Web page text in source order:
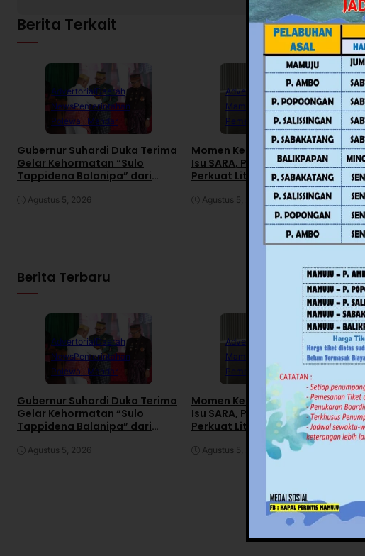
Berita Terkait
AdvertorialDaerah
NewsPemerintahan
Polewali Mandar
Gubernur Suhardi Duka Terima
Gelar Kehormatan “Sulo
Tappidena Balanipa” dari
Agustus 5, 2026
AdvertorialDaerah
Mamuju
News
Pemerintahan
Momen Kemerdekaan Rawan
Isu SARA, Pemprov Sulbar
Perkuat Literasi Digital Warga
Agustus 5, 2026
Berita Terbaru
AdvertorialDaerah
NewsPemerintahan
Polewali Mandar
Gubernur Suhardi Duka Terima
Gelar Kehormatan “Sulo
Tappidena Balanipa” dari
Agustus 5, 2026
Advertorial
Mamuju
Pemerintahan
Momen Kemerdekaan Rawan
Isu SARA, Pemprov Sulbar
Perkuat Literasi Digital Warga
Agustus 5, 2026